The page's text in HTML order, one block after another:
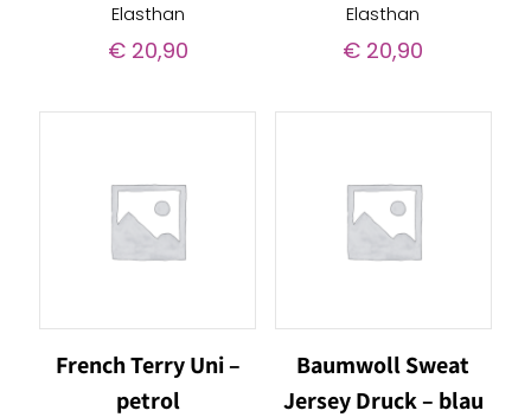
Elasthan
€20,90
Elasthan
€ 20,90
French Terry Uni –
petrol
Baumwoll Sweat
Jersey Druck – blau